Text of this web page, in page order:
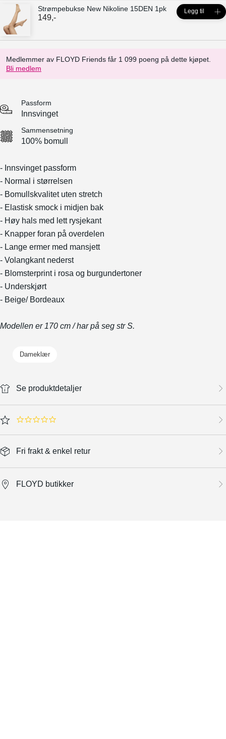
Medlemmer av FLOYD Friends får 1 099 poeng på dette kjøpet.
Bli medlem
Strømpebukse New Nikoline 15DEN 1pk
149,-
Legg til
Passform
Innsvinget
Sammensetning
100% bomull
- Innsvinget passform
- Normal i størrelsen
- Bomullskvalitet uten stretch
- Elastisk smock i midjen bak
- Høy hals med lett rysjekant
- Knapper foran på overdelen
- Lange ermer med mansjett
- Volangkant nederst
- Blomsterprint i rosa og burgundertoner
- Underskjørt
- Beige/ Bordeaux
Modellen er 170 cm / har på seg str S.
Dameklær
Se produktdetaljer
0.0 star rating
Fri frakt & enkel retur
FLOYD butikker